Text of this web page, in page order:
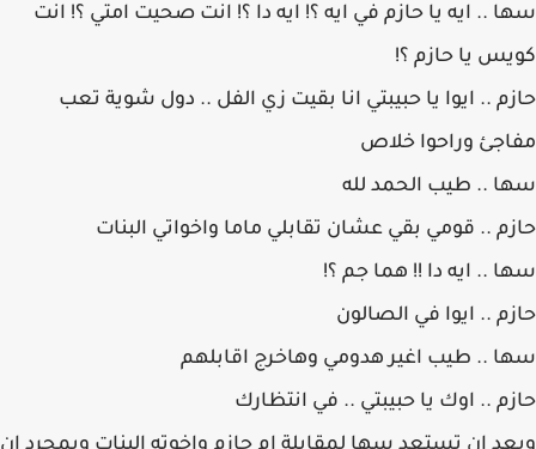
سها .. ايه يا حازم في ايه ؟! ايه دا ؟! انت صحيت امتي ؟! انت
كويس يا حازم ؟!
حازم .. ايوا يا حبيبتي انا بقيت زي الفل .. دول شوية تعب
مفاجئ وراحوا خلاص
سها .. طيب الحمد لله
حازم .. قومي بقي عشان تقابلي ماما واخواتي البنات
سها .. ايه دا !! هما جم ؟!
حازم .. ايوا في الصالون
سها .. طيب اغير هدومي وهاخرج اقابلهم
حازم .. اوك يا حبيبتي .. في انتظارك